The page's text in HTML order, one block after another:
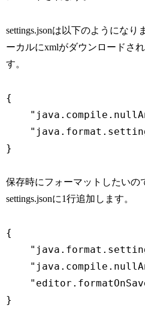
settings.jsonは以下のようになり
ーカルにxmlがダウンロードさ
す。
{
}
保存時にフォーマットしたいの
settings.jsonに1行追加します。
{
}